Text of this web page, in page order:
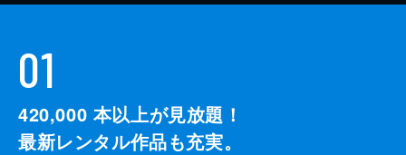
01
420,000 本以上が見放題！
最新レンタル作品も充実。